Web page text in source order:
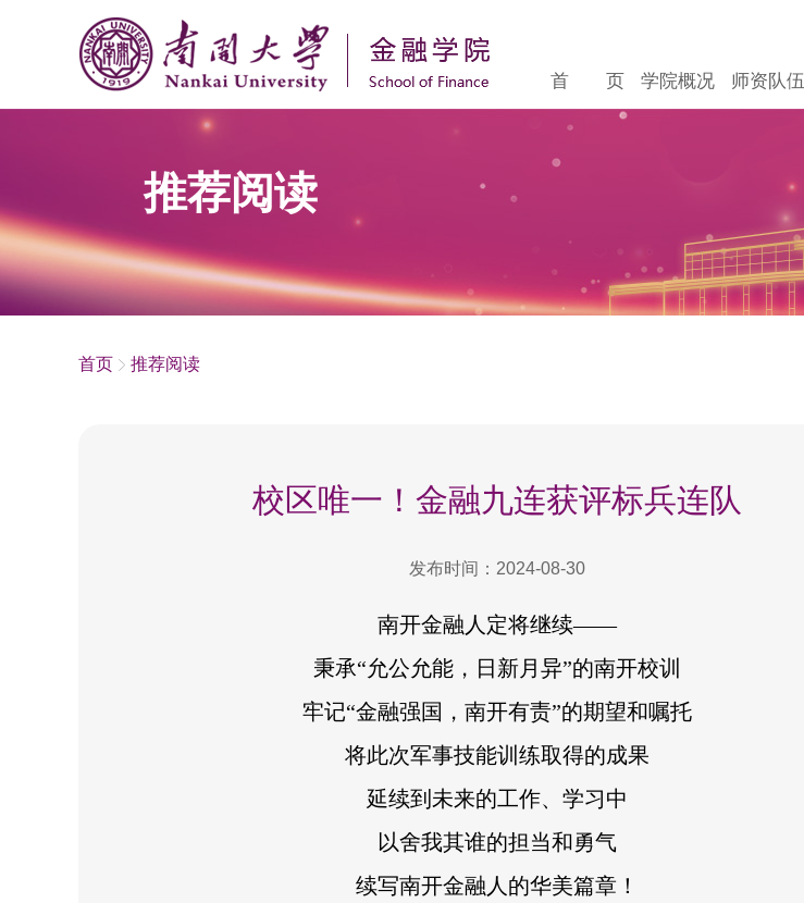
首 页 学院概况 师资队伍
推荐阅读
首页 推荐阅读
校区唯一！金融九连获评标兵连队
发布时间：2024-08-30
南开金融人定将继续——
秉承“允公允能，日新月异”的南开校训
牢记“金融强国，南开有责”的期望和嘱托
将此次军事技能训练取得的成果
延续到未来的工作、学习中
以舍我其谁的担当和勇气
续写南开金融人的华美篇章！